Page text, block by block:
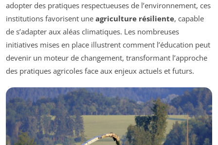
adopter des pratiques respectueuses de l’environnement, ces
institutions favorisent une agriculture résiliente, capable
de s’adapter aux aléas climatiques. Les nombreuses
initiatives mises en place illustrent comment l’éducation peut
devenir un moteur de changement, transformant l’approche
des pratiques agricoles face aux enjeux actuels et futurs.